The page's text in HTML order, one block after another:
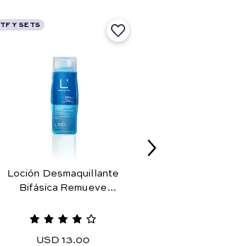
TF Y SETS
Loción Desmaquillante
Bifásica Remueve
Agua 45 ml.
USD 13.00